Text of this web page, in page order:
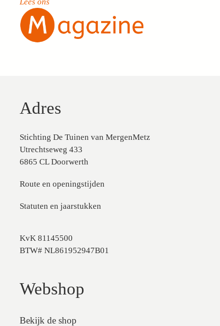
Adres
Stichting De Tuinen van MergenMetz
Utrechtseweg 433
6865 CL Doorwerth
Route en openingstijden
Statuten en jaarstukken
KvK 81145500
BTW# NL861952947B01
Webshop
Bekijk de shop